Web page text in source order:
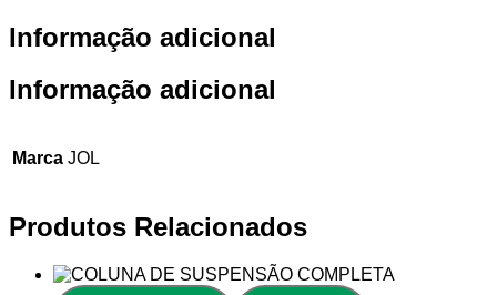
Informação adicional
Informação adicional
Marca JOL
Produtos Relacionados